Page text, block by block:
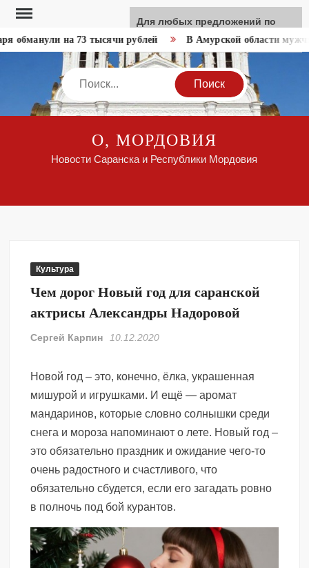
Перейти
содержимому
обманули на 73 тысячи рублей В Амурской области
Search
О, МОРДОВИЯ
Новости Саранска и Республики Мордовия
Культура
Чем дорог Новый год для саранской
актрисы Александры Надоровой
Сергей Карпин 10.12.2020
Новой год – это, конечно, ёлка, украшенная
мишурой и игрушками. И ещё — аромат
мандаринов, которые словно солнышки среди
снега и мороза напоминают о лете. Новый год –
это обязательно праздник и ожидание чего-то
очень радостного и счастливого, что
обязательно сбудется, если его загадать ровно
в полночь под бой курантов.
Для любых предложений по
сайту: like-news@cp9.ru